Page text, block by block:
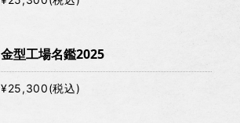
金型工場名鑑2025
¥25,300(税込)